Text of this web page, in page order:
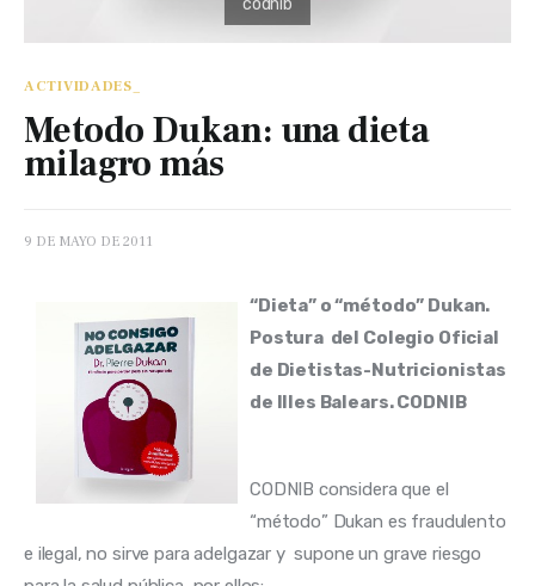
ACTIVIDADES_
Metodo Dukan: una dieta
milagro más
9 DE MAYO DE 2011
“Dieta” o “método” Dukan.
Postura  del Colegio Oficial
de Dietistas-Nutricionistas
de Illes Balears. CODNIB
CODNIB considera que el
“método” Dukan es fraudulento
e ilegal, no sirve para adelgazar y  supone un grave riesgo